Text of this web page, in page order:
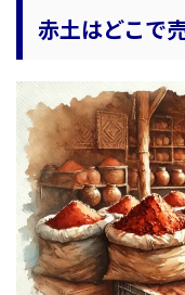
赤土はどこで